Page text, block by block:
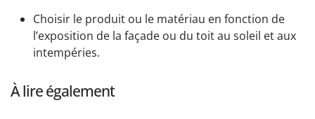
Choisir le produit ou le matériau en fonction de
l’exposition de la façade ou du toit au soleil et aux
intempéries.
À lire également